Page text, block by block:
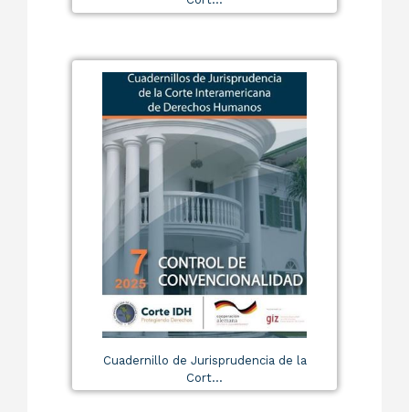
Cuadernillo de Jurisprudencia de la
Cort...